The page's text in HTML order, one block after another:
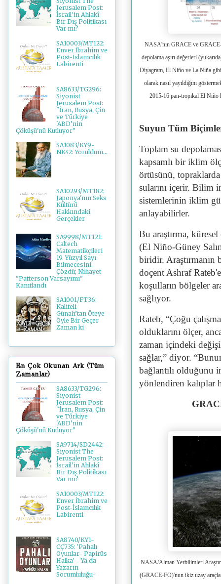
NASA'nın GRACE ve GRACE-
depolama aşırı değerleri
Diyagram, El Niño ve La Niña gibi
olarak nasıl yayıldığını
2015-16 pan-tropikal El Niño
Suyun Tüm
Toplam su
kapsamlı bir iklim
örtüsünü,
sularını içerir. Bilim
sistemlerinin iklim
anlayabilirler.
Bu araştırma,
(El Niño-Güney
biridir. Araştırmanın
doçent Ashraf
koşulların bölgeler
sağlıyor.
Rateb, “Çoğu
olduklarını ölçer,
zaman içindeki
sağlar,” diyor.
bağlantılı olduğunu
yönlendiren kalıplar
NASA/Alman Yerbilimleri
(GRACE-FO)'nun ikiz uzay
Jerusalem Post:
İsrail'in Ahlakî
Bir Dış Politikası
Var mı?
SA10003/MT122:
Enver İbrahim ve
Post-İslamcılık
Labirenti
SA8633/TG296:
Siyonist
Jerusalem Post:
"İran, Rusya, Çin
ve Türkiye
'ABD’nin
Çöküşü'nü Kutluyor"
SA1083/KY9-
NK42: Yoruldum...
SA10293/MT182:
Japonya'nın Seks
Kültürü
Hakkındaki
Gerçekler
SA9998/MT121:
Caltech
Matematikçileri
19. Yüzyıl Sayı
Bilmecesini
Çözdü; Nihayet
"Patterson Varsayımı"
Kanıtlandı
SA1001/FT36:
Kaliteli
Günah’tan Öteye
Öyle Bir Geçer
Zaman ki
En Çok Okunan Ark (Tüm
Zamanlar)
SA8633/TG296:
Siyonist
Jerusalem Post:
"İran, Rusya, Çin
ve Türkiye
'ABD’nin
Çöküşü'nü Kutluyor"
SA9714/SD2442:
Siyonist The
Jerusalem Post:
İsrail'in Ahlakî
Bir Dış Politikası
Var mı?
SA10003/MT122:
Enver İbrahim ve
Post-İslamcılık
Labirenti
SA8740/KY1-
CÇ735: 'Pahalı
Oyunlar- Papirüs
Halka' - Ya da
Yazarın
Sorumluluğu-